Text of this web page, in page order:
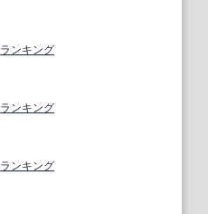
ランキング
ランキング
ランキング